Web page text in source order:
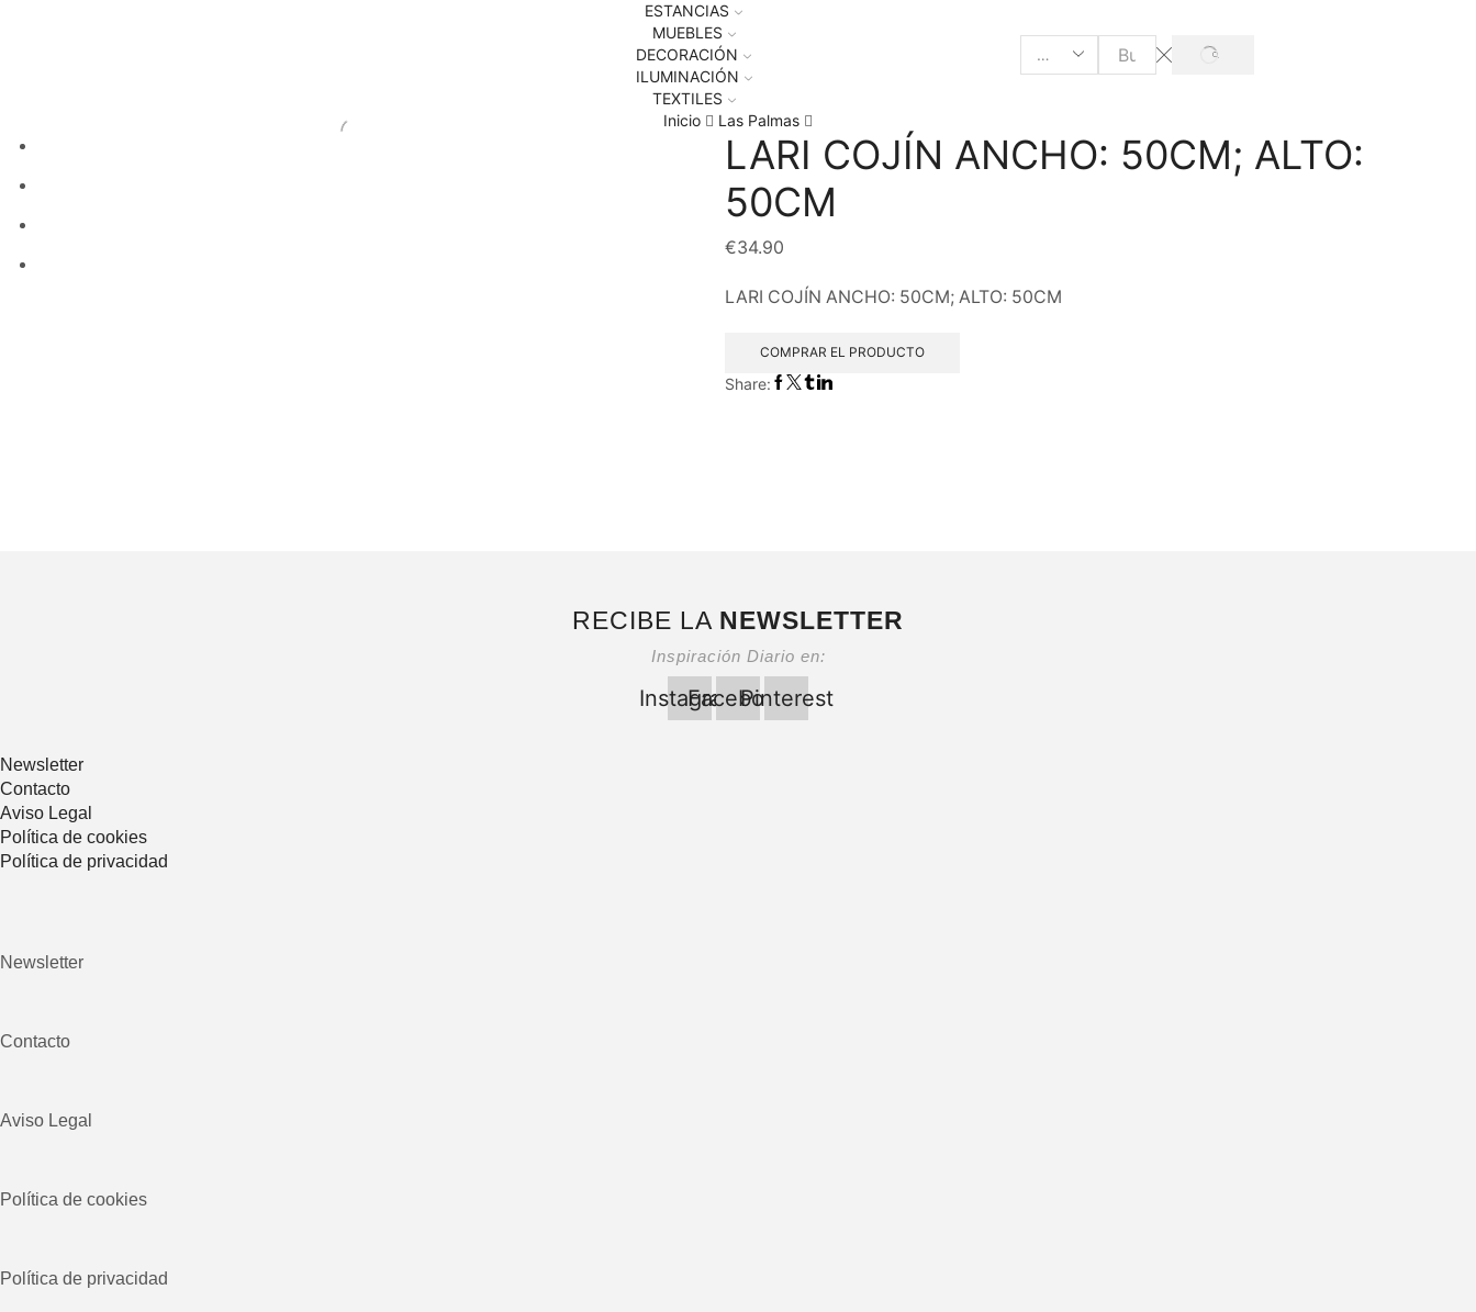
ESTANCIAS
MUEBLES
DECORACIÓN
ILUMINACIÓN
TEXTILES
Search
SEARCH
Inicio Las Palmas
LARI COJÍN ANCHO: 50CM; ALTO:
50CM
€34.90
LARI COJÍN ANCHO: 50CM; ALTO: 50CM
COMPRAR EL PRODUCTO
Share:
RECIBE LA NEWSLETTER
Inspiración Diario en:
Instagram
Facebook
Pinterest
Newsletter
Contacto
Aviso Legal
Política de cookies
Política de privacidad
Newsletter
Contacto
Aviso Legal
Política de cookies
Política de privacidad